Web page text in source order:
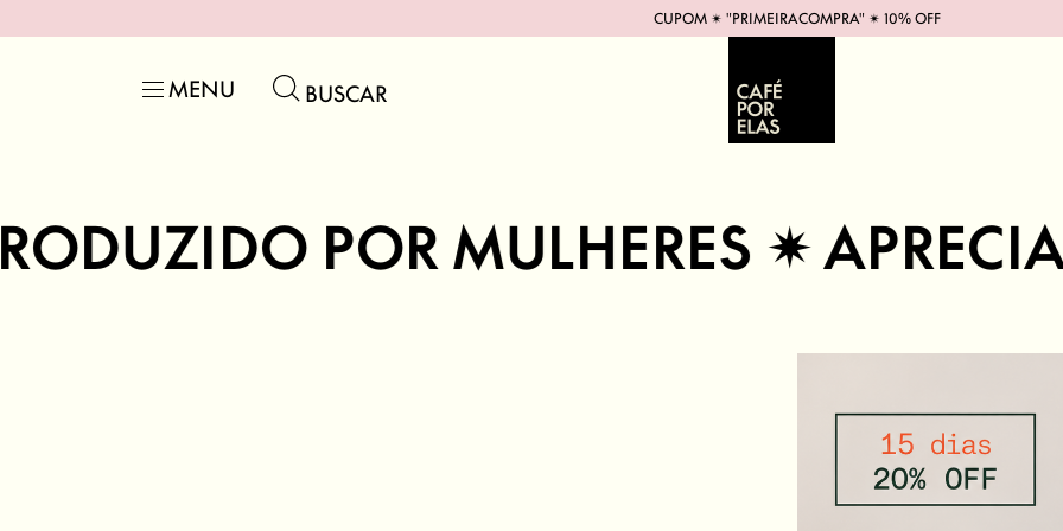
CUPOM ✴︎ "PRIMEIRACOMPRA" ✴︎ 10% OFF
MENU BUSCAR
POR MULHERES ✴︎